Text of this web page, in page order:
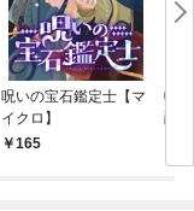
呪いの宝石鑑定士【マ
イクロ】
165
転
爵